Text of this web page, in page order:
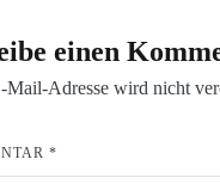
einen
Mail-Adresse wird nicht
*